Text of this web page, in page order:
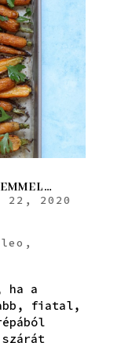
22, 2020
,
ha a
fiatal,